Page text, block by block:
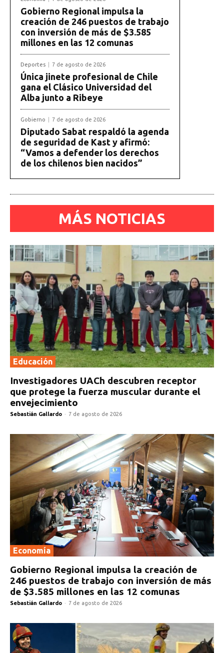
Gobierno Regional impulsa la
creación de 246 puestos de trabajo
con inversión de más de $3.585
millones en las 12 comunas
Deportes 7 de agosto de 2026
Única jinete profesional de Chile
gana el Clásico Universidad del
Alba junto a Ribeye
Gobierno 7 de agosto de 2026
Diputado Sabat respaldó la agenda
de seguridad de Kast y afirmó:
“Vamos a defender los derechos
de los chilenos bien nacidos”
MÁS NOTICIAS
Educación
Investigadores UACh descubren receptor
que protege la fuerza muscular durante el
envejecimiento
Sebastián Gallardo - 7 de agosto de 2026
Economía
Gobierno Regional impulsa la creación de
246 puestos de trabajo con inversión de más
de $3.585 millones en las 12 comunas
Sebastián Gallardo - 7 de agosto de 2026